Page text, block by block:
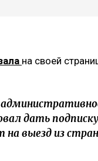
на своей
дать
на выезд из